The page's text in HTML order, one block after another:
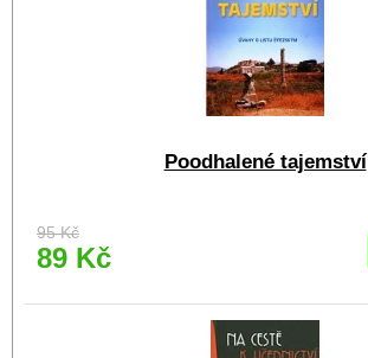
Poodhalené tajemství
95 Kč
89 Kč